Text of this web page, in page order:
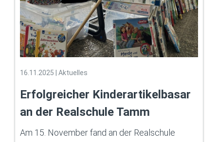
16.11.2025 Aktuelles
Erfolgreicher Kinderartikelbasar
an der Realschule Tamm
Am 15. November fand an der Realschule